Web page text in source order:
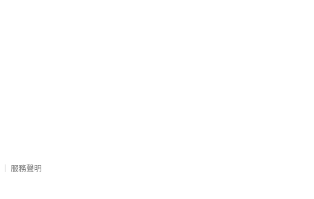
服務聲明